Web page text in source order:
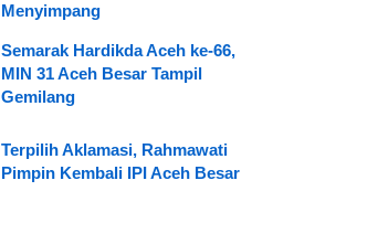
Menyimpang
Semarak Hardikda Aceh ke-66,
MIN 31 Aceh Besar Tampil
Gemilang
Terpilih Aklamasi, Rahmawati
Pimpin Kembali IPI Aceh Besar